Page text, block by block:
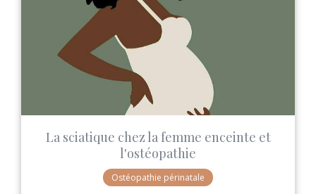
La sciatique chez la femme enceinte et
l'ostéopathie
Ostéopathie périnatale